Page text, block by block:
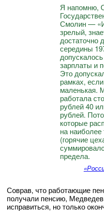
Я напомню,
Смолин —
зрелый,
достаточно
середины
зарплаты и
Это
рамках,
маленькая.
работала
рублей 40
рублей.
которые
на
(горячие
предела.
Соврав, что работающие
получали пенсию,
исправиться, но только